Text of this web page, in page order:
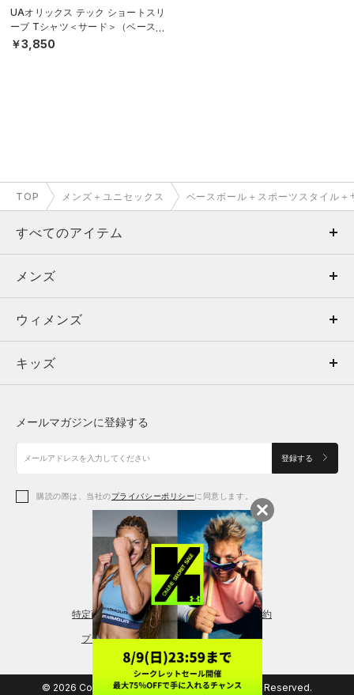
UAオリックス テック ショートスリ
ーブ Tシャツ＜サード＞（ベースボ
ール/UNISEX）
￥3,850
TOP メンズ＋ユニセックス ベースボール＋スポーツスタイル
すべてのアイテム
メンズ
ウィメンズ
キッズ
アクセサリー
メンズ
トップス
ボトムス
アクセサリー
ウィメンズ
トップス
シューズ
アクセサリー
レギンス＆タイツ
キッズ
シューズ
メールマガジンに登録する
登録する
購読の際は、当社のプライバシーポリシーに同意します。
特定商取引法に基づく通販の表記 会員規約
プライバシーポリシー
© 2026 Copyright DOME Corporation. All Rights Reserved.